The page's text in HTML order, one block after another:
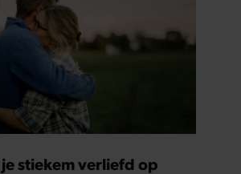
stiekem verliefd op